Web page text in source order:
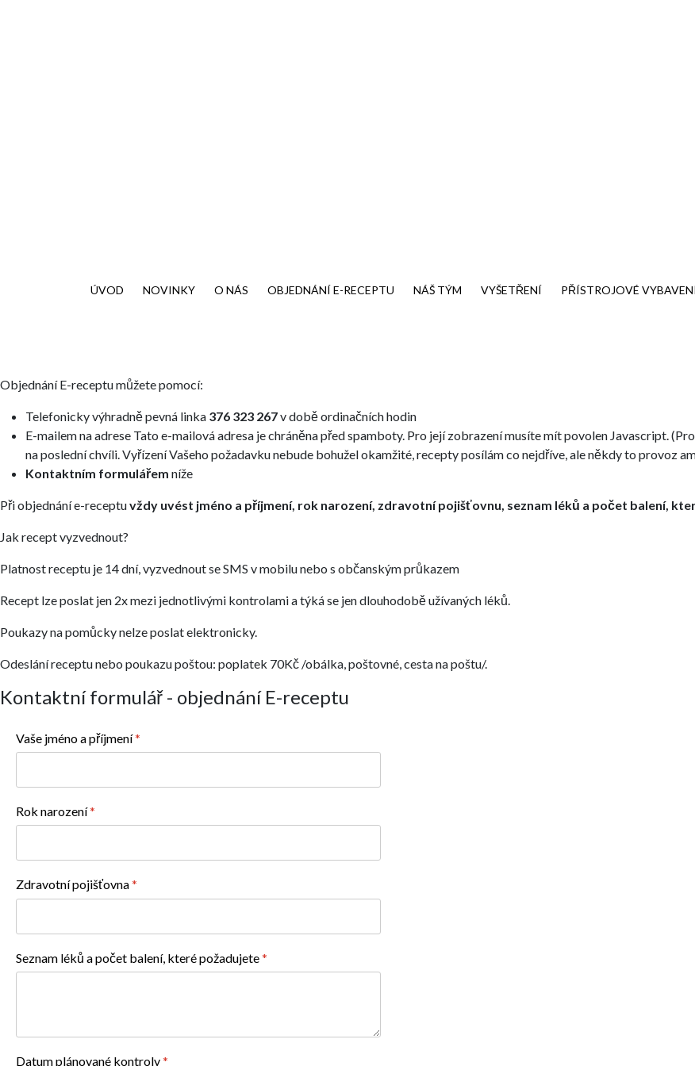
ÚVOD NOVINKY O NÁS OBJEDNÁNÍ E-RECEPTU NÁŠ TÝM VYŠETŘENÍ PŘÍSTROJOVÉ
Objednání E-receptu můžete pomocí:
Telefonicky výhradně pevná linka 376 323 267v době ordinačních hodin
E-mailem na adrese Tato e-mailová adresa je chráněna před spamboty. Pro její zobrazení musíte mít povolen Javascript.
na poslední chvíli. Vyřízení Vašeho požadavku nebude bohužel okamžité, recepty posílám co nejdříve, ale někdy to provoz
Kontaktním formulářem níže
Při objednání e-receptuvždy uvést jméno a příjmení, rok narození, zdravotní pojišťovnu, seznam léků a počet balení,
Jak recept vyzvednout?
Platnost receptu je 14 dní, vyzvednout se SMS v mobilu nebo s občanským průkazem
Recept lze poslat jen 2x mezi jednotlivými kontrolami a týká se jen dlouhodobě užívaných léků.
Poukazy na pomůcky nelze poslat elektronicky.
Odeslání receptu nebo poukazu poštou: poplatek 70Kč /obálka, poštovné, cesta na poštu/.
Kontaktní formulář - objednání E-receptu
Vaše jméno a příjmení*
Rok narození*
Zdravotní pojišťovna*
Seznam léků a počet balení, které požadujete*
Datum plánované kontroly*